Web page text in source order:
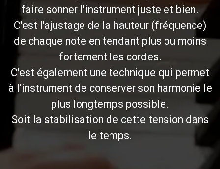
faire sonner l'instrument juste et bien.
C'est l'ajustage de la hauteur (fréquence)
de chaque note en tendant plus ou moins
fortement les cordes.
C'est également une technique qui permet
à l'instrument de conserver son harmonie le
plus longtemps possible.
Soit la stabilisation de cette tension dans
le temps.